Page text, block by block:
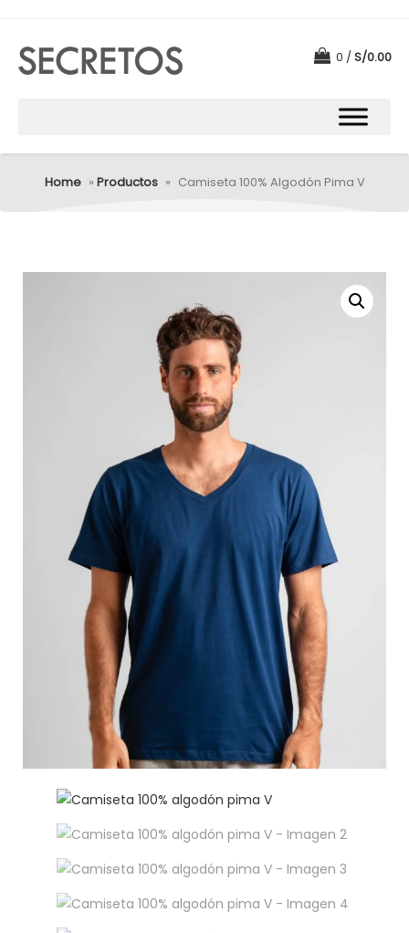
0 S/0.00
Home » Productos » Camiseta 100% Algodón Pima V